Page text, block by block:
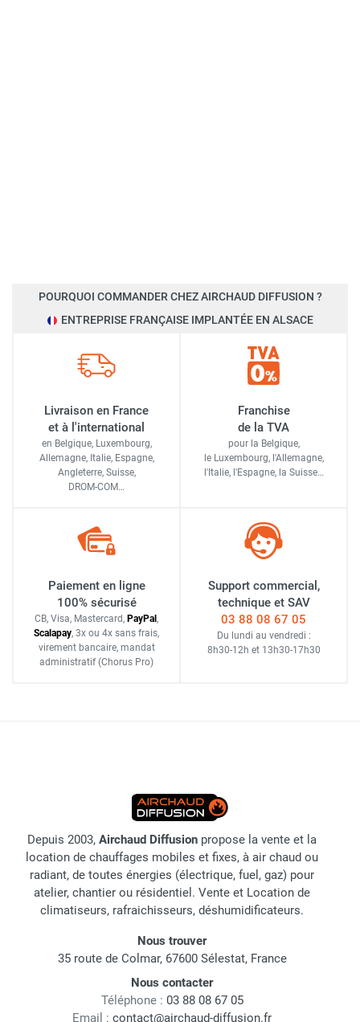
POURQUOI COMMANDER CHEZ AIRCHAUD DIFFUSION ?
ENTREPRISE FRANÇAISE IMPLANTÉE EN ALSACE
Livraison en France
et à l'international
en Belgique, Luxembourg,
Allemagne, Italie, Espagne,
Angleterre, Suisse,
DROM-COM…
Franchise
de la TVA
pour la Belgique,
le Luxembourg, l'Allemagne,
l'Italie, l'Espagne, la Suisse…
Paiement en ligne
100% sécurisé
CB, Visa, Mastercard, PayPal ,
Scalapay, 3x ou 4x sans frais,
virement bancaire, mandat
administratif (Chorus Pro)
Support commercial,
technique et SAV
03 88 08 67 05
Du lundi au vendredi :
8h30-12h et 13h30-17h30
Depuis 2003, Airchaud Diffusion propose la vente et la
location de chauffages mobiles et fixes, à air chaud ou
radiant, de toutes énergies (électrique, fuel, gaz) pour
atelier, chantier ou résidentiel. Vente et Location de
climatiseurs, rafraichisseurs, déshumidificateurs.
Nous trouver
35 route de Colmar, 67600 Sélestat, France
Nous contacter
Téléphone : 03 88 08 67 05
Email : contact@airchaud-diffusion.fr